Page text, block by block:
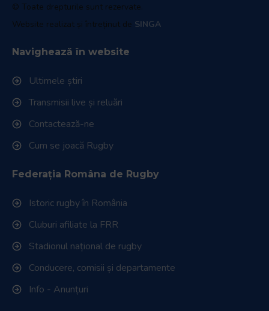
© Toate drepturile sunt rezervate.
Website realizat și întreținut de SINGA
Navighează în website
Ultimele știri
Transmisii live și reluări
Contactează-ne
Cum se joacă Rugby
Federația Româna de Rugby
Istoric rugby în România
Cluburi afiliate la FRR
Stadionul național de rugby
Conducere, comisii și departamente
Info - Anunțuri